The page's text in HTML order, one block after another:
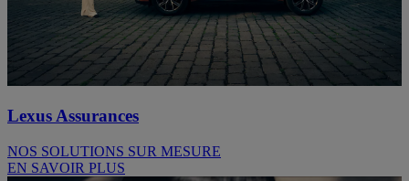
Lexus Assurances
NOS SOLUTIONS SUR MESURE
EN SAVOIR PLUS